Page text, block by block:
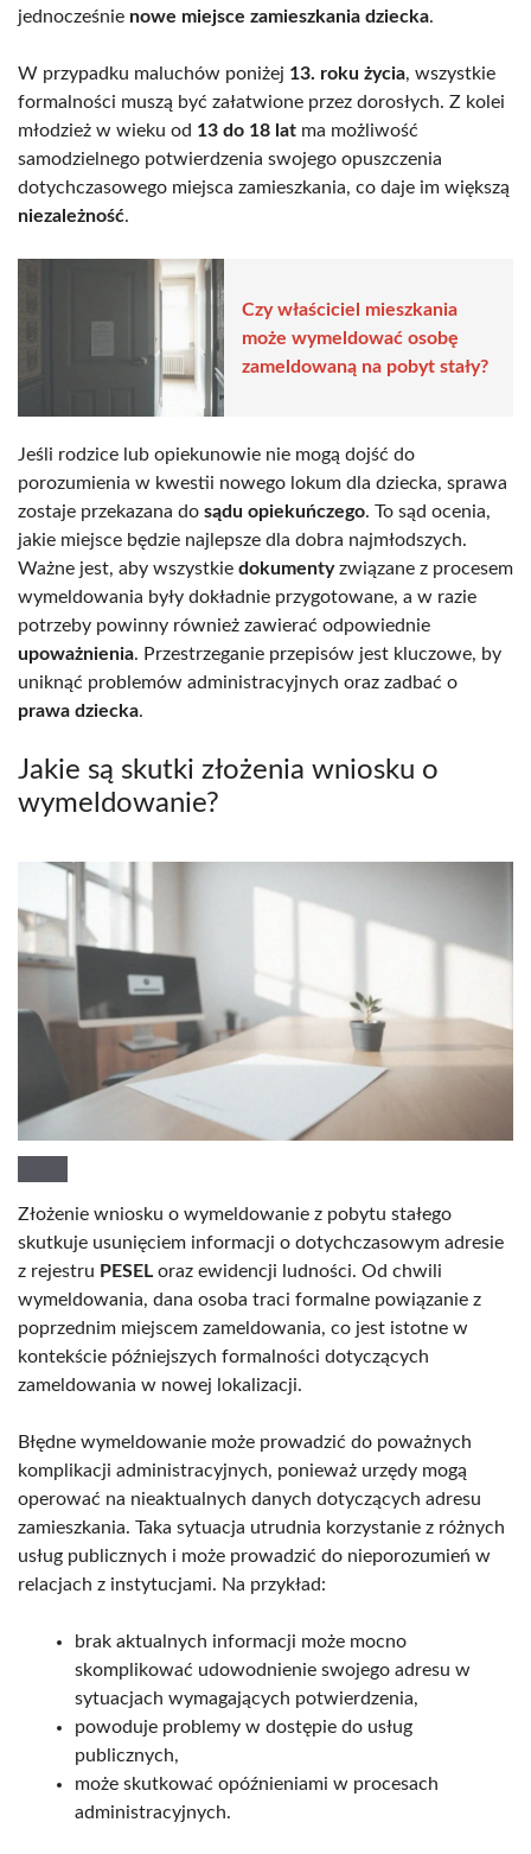
jednocześnie nowe miejsce zamieszkania dziecka.
W przypadku maluchów poniżej 13. roku życia, wszystkie
formalności muszą być załatwione przez dorosłych. Z kolei
młodzież w wieku od 13 do 18 lat ma możliwość
samodzielnego potwierdzenia swojego opuszczenia
dotychczasowego miejsca zamieszkania, co daje im większą
niezależność.
Czy właściciel mieszkania
może wymeldować osobę
zameldowaną na pobyt stały?
Jeśli rodzice lub opiekunowie nie mogą dojść do
porozumienia w kwestii nowego lokum dla dziecka, sprawa
zostaje przekazana do sądu opiekuńczego. To sąd ocenia,
jakie miejsce będzie najlepsze dla dobra najmłodszych.
Ważne jest, aby wszystkie dokumentyzwiązane z procesem
wymeldowania były dokładnie przygotowane, a w razie
potrzeby powinny również zawierać odpowiednie
upoważnienia. Przestrzeganie przepisów jest kluczowe, by
uniknąć problemów administracyjnych oraz zadbać o
prawa dziecka.
Jakie są skutki złożenia wniosku o
wymeldowanie?
Złożenie wniosku o wymeldowanie z pobytu stałego
skutkuje usunięciem informacji o dotychczasowym adresie
z rejestru PESEL oraz ewidencji ludności. Od chwili
wymeldowania, dana osoba traci formalne powiązanie z
poprzednim miejscem zameldowania, co jest istotne w
kontekście późniejszych formalności dotyczących
zameldowania w nowej lokalizacji.
Błędne wymeldowanie może prowadzić do poważnych
komplikacji administracyjnych, ponieważ urzędy mogą
operować na nieaktualnych danych dotyczących adresu
zamieszkania. Taka sytuacja utrudnia korzystanie z różnych
usług publicznych i może prowadzić do nieporozumień w
relacjach z instytucjami. Na przykład:
brak aktualnych informacji może mocno
skomplikować udowodnienie swojego adresu w
sytuacjach wymagających potwierdzenia,
powoduje problemy w dostępie do usług
publicznych,
może skutkować opóźnieniami w procesach
administracyjnych.